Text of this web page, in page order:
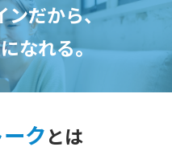
ンだから、
なれる。
クとは